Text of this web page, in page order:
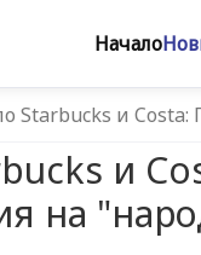
Начало
Starbucks и
и
на